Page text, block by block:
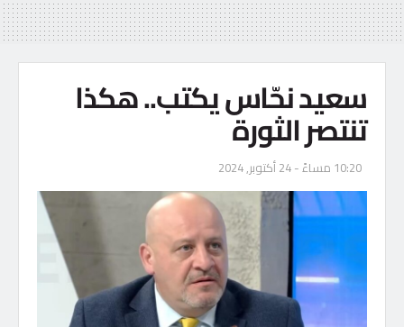
سعيد نحّاس يكتب.. هكذا
تنتصر الثورة
10:20 مساءً - 24 أكتوبر, 2024